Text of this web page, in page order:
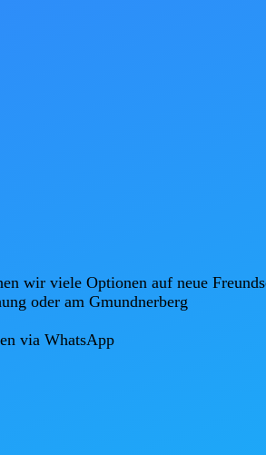
wir viele Optionen auf neue
oder am Gmundnerberg
via WhatsApp